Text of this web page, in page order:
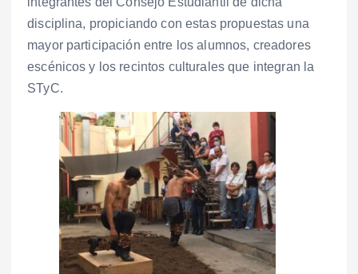
disciplina, propiciando con estas propuestas una
mayor participación entre los alumnos, creadores
escénicos y los recintos culturales que integran la
STyC.